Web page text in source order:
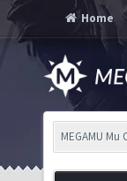
Home
MEGAMU